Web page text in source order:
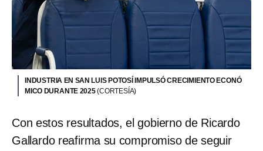
INDUSTRIA EN SAN LUIS POTOSÍ IMPULSÓ CRECIMIENTO ECONÓ
MICO DURANTE 2025(CORTESÍA)
Con estos resultados, el gobierno de Ricardo
Gallardo reafirma su compromiso de seguir